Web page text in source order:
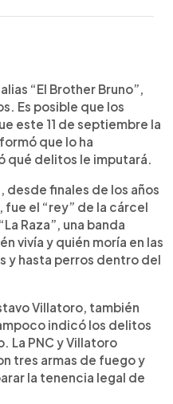
“El Brother Bruno”,
Es posible que los
este 11 de septiembre la
que lo ha
qué delitos le imputará.
desde finales de los años
el “rey” de la cárcel
Raza”, una banda
vivía y quién moría en las
y hasta perros dentro del
Villatoro, también
indicó los delitos
La PNC y Villatoro
tres armas de fuego y
la tenencia legal de